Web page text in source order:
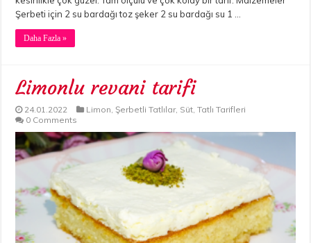
Şerbeti için 2 su bardağı toz şeker 2 su bardağı su 1 …
Daha Fazla »
Limonlu revani tarifi
24.01.2022 Limon ,Şerbetli Tatlılar, Süt ,Tatlı Tarifleri
0 Comments